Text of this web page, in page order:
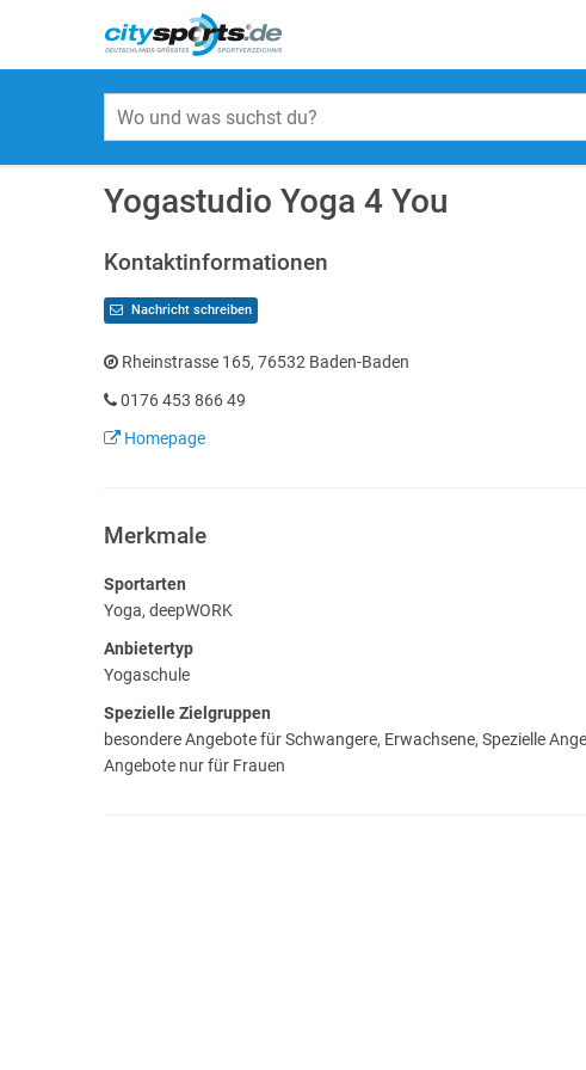
Yogastudio Yoga 4 You
Kontaktinformationen
Nachricht schreiben
Rheinstrasse 165, 76532 Baden-Baden
0176 453 866 49
Homepage
Merkmale
Sportarten
Yoga, deepWORK
Anbietertyp
Yogaschule
Spezielle Zielgruppen
besondere Angebote für Schwangere, Erwachsene, Spezielle
Angebote nur für Frauen